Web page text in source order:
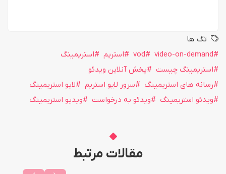
تگ ها
video-on-demand
vod استریم
استریمینگ
استریمینگ چیست
پخش آنلاین ویدئو
رسانه های استریمینگ
سرور لایو استریم
لایو استریمینگ
ویدئو استریمینگ
ویدئو به درخواست ویدیو استریمینگ
مقالات مرتبط